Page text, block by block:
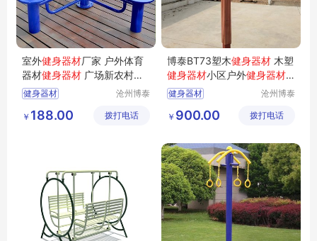
室外健身器材厂家 户外体育
器材健身器材 广场新农村健
身器材
健身器材
沧州博泰
有限公司
￥ 188.00 拨打电话
博泰BT73塑木健身器材 木塑
健身器材小区户外健身器材
厂家双人大转轮
健身器材
沧州博泰
有限公司
￥ 900.00 拨打电话